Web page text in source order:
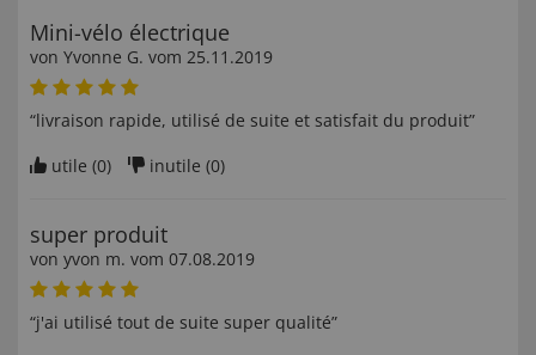
Mini-vélo électrique
von Yvonne G. vom 25.11.2019
“livraison rapide, utilisé de suite et satisfait du produit”
utile (0) inutile (0)
super produit
von yvon m. vom 07.08.2019
“j'ai utilisé tout de suite super qualité”